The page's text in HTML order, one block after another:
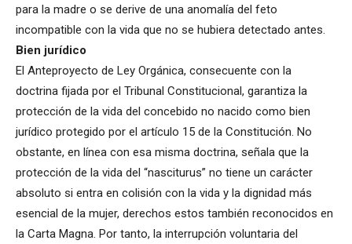
para la madre o se derive de una anomalía del feto
incompatible con la vida que no se hubiera detectado antes.
Bien jurídico
El Anteproyecto de Ley Orgánica, consecuente con la
doctrina fijada por el Tribunal Constitucional, garantiza la
protección de la vida del concebido no nacido como bien
jurídico protegido por el artículo 15 de la Constitución. No
obstante, en línea con esa misma doctrina, señala que la
protección de la vida del “nasciturus” no tiene un carácter
absoluto si entra en colisión con la vida y la dignidad más
esencial de la mujer, derechos estos también reconocidos en
la Carta Magna. Por tanto, la interrupción voluntaria del